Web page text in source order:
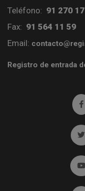
Teléfono: 91 270
Fax: 91 564 11 59
Email:
Registro de entrada